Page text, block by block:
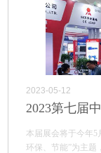
2023-05-12
2023第七届
本届展会将于今年5
环保、节能”为主题